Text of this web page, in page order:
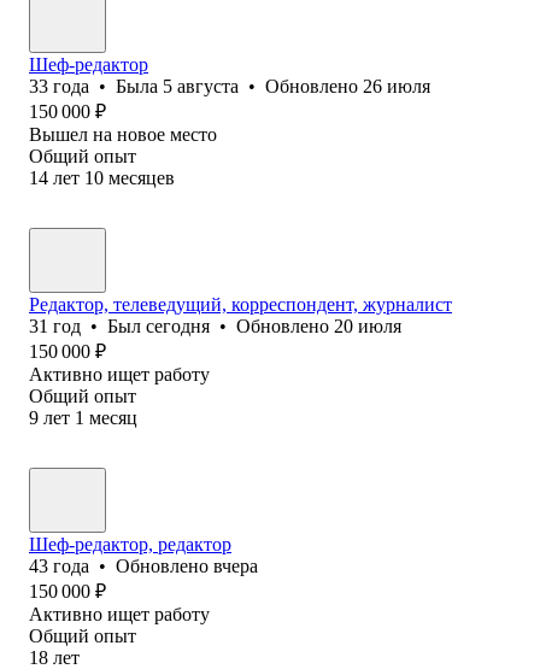
Шеф-редактор
33 года • Была 5 августа • Обновлено 26 июля
150 000 ₽
Вышел на новое место
Общий опыт
14 лет 10 месяцев
Редактор, телеведущий, корреспондент, журналист
31 год • Был сегодня • Обновлено 20 июля
150 000 ₽
Активно ищет работу
Общий опыт
9 лет 1 месяц
Шеф-редактор, редактор
43 года • Обновлено вчера
150 000 ₽
Активно ищет работу
Общий опыт
18 лет